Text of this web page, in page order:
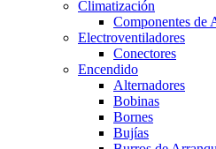
Climatización
Componentes de
Electroventiladores
Conectores
Encendido
Alternadores
Bobinas
Bornes
Bujías